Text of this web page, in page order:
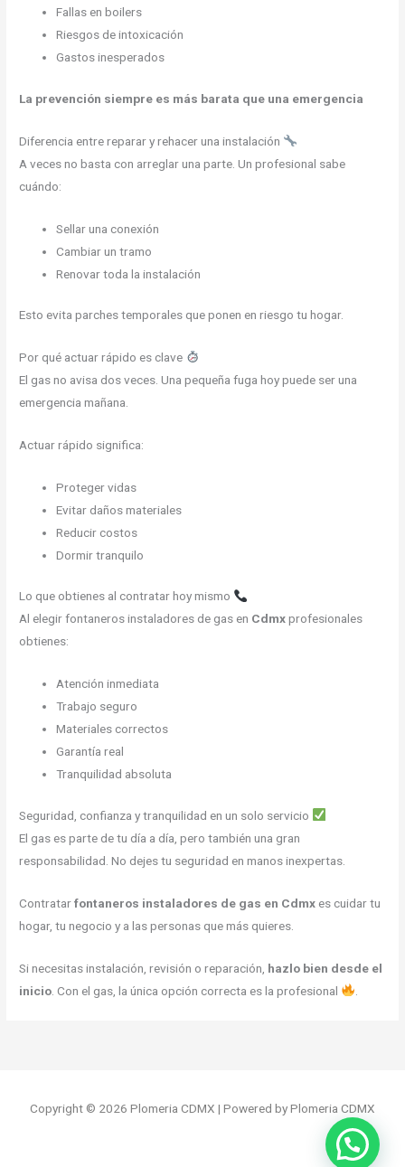
Fallas en boilers
Riesgos de intoxicación
Gastos inesperados
La prevención siempre es más barata que una emergencia
Diferencia entre reparar y rehacer una instalación
A veces no basta con arreglar una parte. Un profesional sabe
cuándo:
Sellar una conexión
Cambiar un tramo
Renovar toda la instalación
Esto evita parches temporales que ponen en riesgo tu hogar.
Por qué actuar rápido es clave
El gas no avisa dos veces. Una pequeña fuga hoy puede ser una
emergencia mañana.
Actuar rápido significa:
Proteger vidas
Evitar daños materiales
Reducir costos
Dormir tranquilo
Lo que obtienes al contratar hoy mismo
Al elegir fontaneros instaladores de gas en Cdmxprofesionales
obtienes:
Atención inmediata
Trabajo seguro
Materiales correctos
Garantía real
Tranquilidad absoluta
Seguridad, confianza y tranquilidad en un solo servicio
El gas es parte de tu día a día, pero también una gran
responsabilidad. No dejes tu seguridad en manos inexpertas.
Contratarfontaneros instaladores de gas en Cdmx es cuidar tu
hogar, tu negocio y a las personas que más quieres.
Si necesitas instalación, revisión o reparación, hazlo bien desde el
inicio . Con el gas, la única opción correcta es la profesional
Copyright © 2026 Plomeria CDMX | Powered by Plomeria CDMX